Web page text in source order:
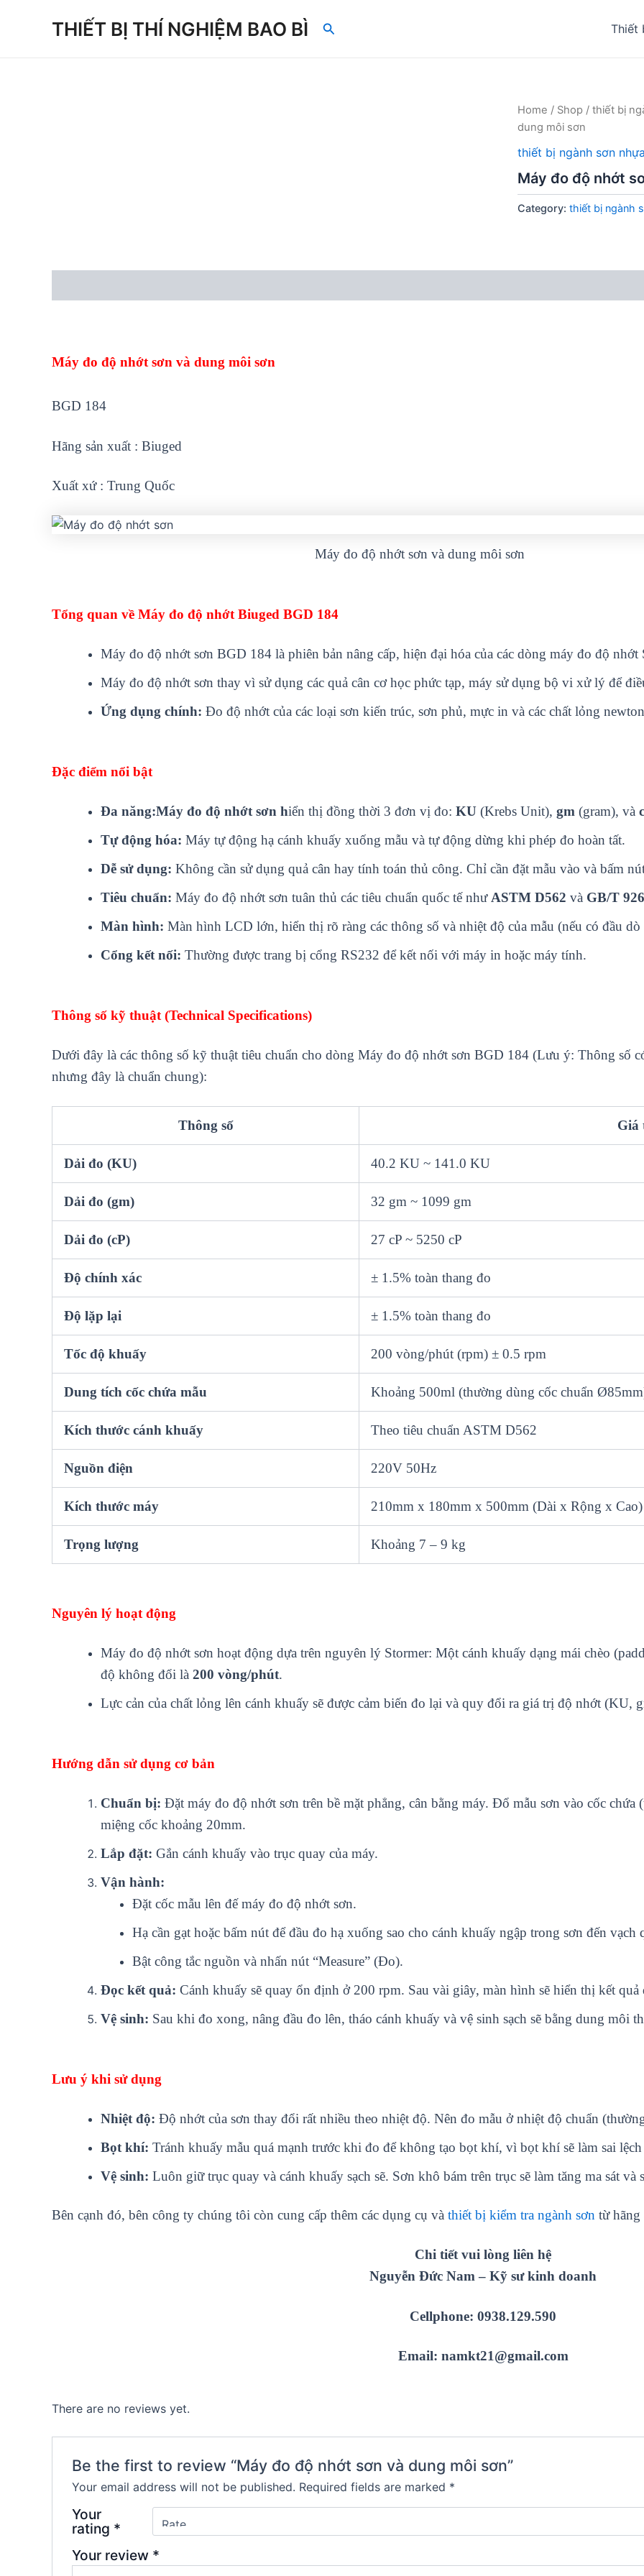
THIẾT BỊ THÍ NGHIỆM BAO BÌ Search Thiết
Home / Shop / thiết bị
dung môi sơn
thiết bị ngành sơn
Máy đo độ nhớt
Category: thiết bị ngành
Máy đo độ nhớt sơn và dung môi sơn
BGD 184
Hãng sản xuất : Biuged
Xuất xứ : Trung Quốc
Máy đo độ nhớt sơn và dung môi sơn
Tổng quan về Máy đo độ nhớt Biuged BGD 184
Máy đo độ nhớt sơn BGD 184 là phiên bản nâng cấp, hiện đại hóa của các dòng máy đo độ
Máy đo độ nhớt sơn thay vì sử dụng các quả cân cơ học phức tạp, máy sử dụng bộ vi xử lý để
Ứng dụng chính: Đo độ nhớt của các loại sơn kiến trúc, sơn phủ, mực in và các chất lỏng
Đặc điểm nổi bật
Đa năng:Máy đo độ nhớt sơn hiển thị đồng thời 3 đơn vị đo: KU (Krebs Unit), gm (gram), và
Tự động hóa: Máy tự động hạ cánh khuấy xuống mẫu và tự động dừng khi phép đo hoàn tất.
Dễ sử dụng: Không cần sử dụng quả cân hay tính toán thủ công. Chỉ cần đặt mẫu vào và bấm
Tiêu chuẩn: Máy đo độ nhớt sơn tuân thủ các tiêu chuẩn quốc tế như ASTM D562 và GB/T
Màn hình: Màn hình LCD lớn, hiển thị rõ ràng các thông số và nhiệt độ của mẫu (nếu có đầu
Cổng kết nối: Thường được trang bị cổng RS232 để kết nối với máy in hoặc máy tính.
Thông số kỹ thuật (Technical Specifications)
Dưới đây là các thông số kỹ thuật tiêu chuẩn cho dòng Máy đo độ nhớt sơn BGD 184 (Lưu ý: Thông số
nhưng đây là chuẩn chung):
Thông số Giá
Dải đo (KU) 40.2 KU ~ 141.0 KU
Dải đo (gm) 32 gm ~ 1099 gm
Dải đo (cP) 27 cP ~ 5250 cP
Độ chính xác ± 1.5% toàn thang đo
Độ lặp lại ± 1.5% toàn thang đo
Tốc độ khuấy 200 vòng/phút (rpm) ± 0.5 rpm
Dung tích cốc chứa mẫu Khoảng 500ml (thường dùng cốc chuẩn
Kích thước cánh khuấy Theo tiêu chuẩn ASTM D562
Nguồn điện 220V 50Hz
Kích thước máy 210mm x 180mm x 500mm (Dài x Rộng x Cao)
Trọng lượng Khoảng 7 – 9 kg
Nguyên lý hoạt động
Máy đo độ nhớt sơn hoạt động dựa trên nguyên lý Stormer: Một cánh khuấy dạng mái chèo
độ không đổi là 200 vòng/phút.
Lực cản của chất lỏng lên cánh khuấy sẽ được cảm biến đo lại và quy đổi ra giá trị độ nhớt (KU,
Hướng dẫn sử dụng cơ bản
Chuẩn bị: Đặt máy đo độ nhớt sơn trên bề mặt phẳng, cân bằng máy. Đổ mẫu sơn vào cốc
miệng cốc khoảng 20mm.
Lắp đặt: Gắn cánh khuấy vào trục quay của máy.
Vận hành:
Đặt cốc mẫu lên đế máy đo độ nhớt sơn.
Hạ cần gạt hoặc bấm nút để đầu đo hạ xuống sao cho cánh khuấy ngập trong sơn đến
Bật công tắc nguồn và nhấn nút “Measure” (Đo).
Đọc kết quả: Cánh khuấy sẽ quay ổn định ở 200 rpm. Sau vài giây, màn hình sẽ hiển thị kết quả
Vệ sinh: Sau khi đo xong, nâng đầu đo lên, tháo cánh khuấy và vệ sinh sạch sẽ bằng dung môi
Lưu ý khi sử dụng
Nhiệt độ: Độ nhớt của sơn thay đổi rất nhiều theo nhiệt độ. Nên đo mẫu ở nhiệt độ chuẩn
Bọt khí: Tránh khuấy mẫu quá mạnh trước khi đo để không tạo bọt khí, vì bọt khí sẽ làm sai
Vệ sinh: Luôn giữ trục quay và cánh khuấy sạch sẽ. Sơn khô bám trên trục sẽ làm tăng ma sát và
Bên cạnh đó, bên công ty chúng tôi còn cung cấp thêm các dụng cụ và thiết bị kiểm tra ngành sơn từ hãng
Chi tiết vui lòng liên hệ
Nguyễn Đức Nam – Kỹ sư kinh doanh
Cellphone: 0938.129.590
Email: namkt21@gmail.com
There are no reviews yet.
Be the first to review “Máy đo độ nhớt sơn và dung môi sơn”
Your email address will not be published. Required fields are marked *
Your
rating *
Your review *